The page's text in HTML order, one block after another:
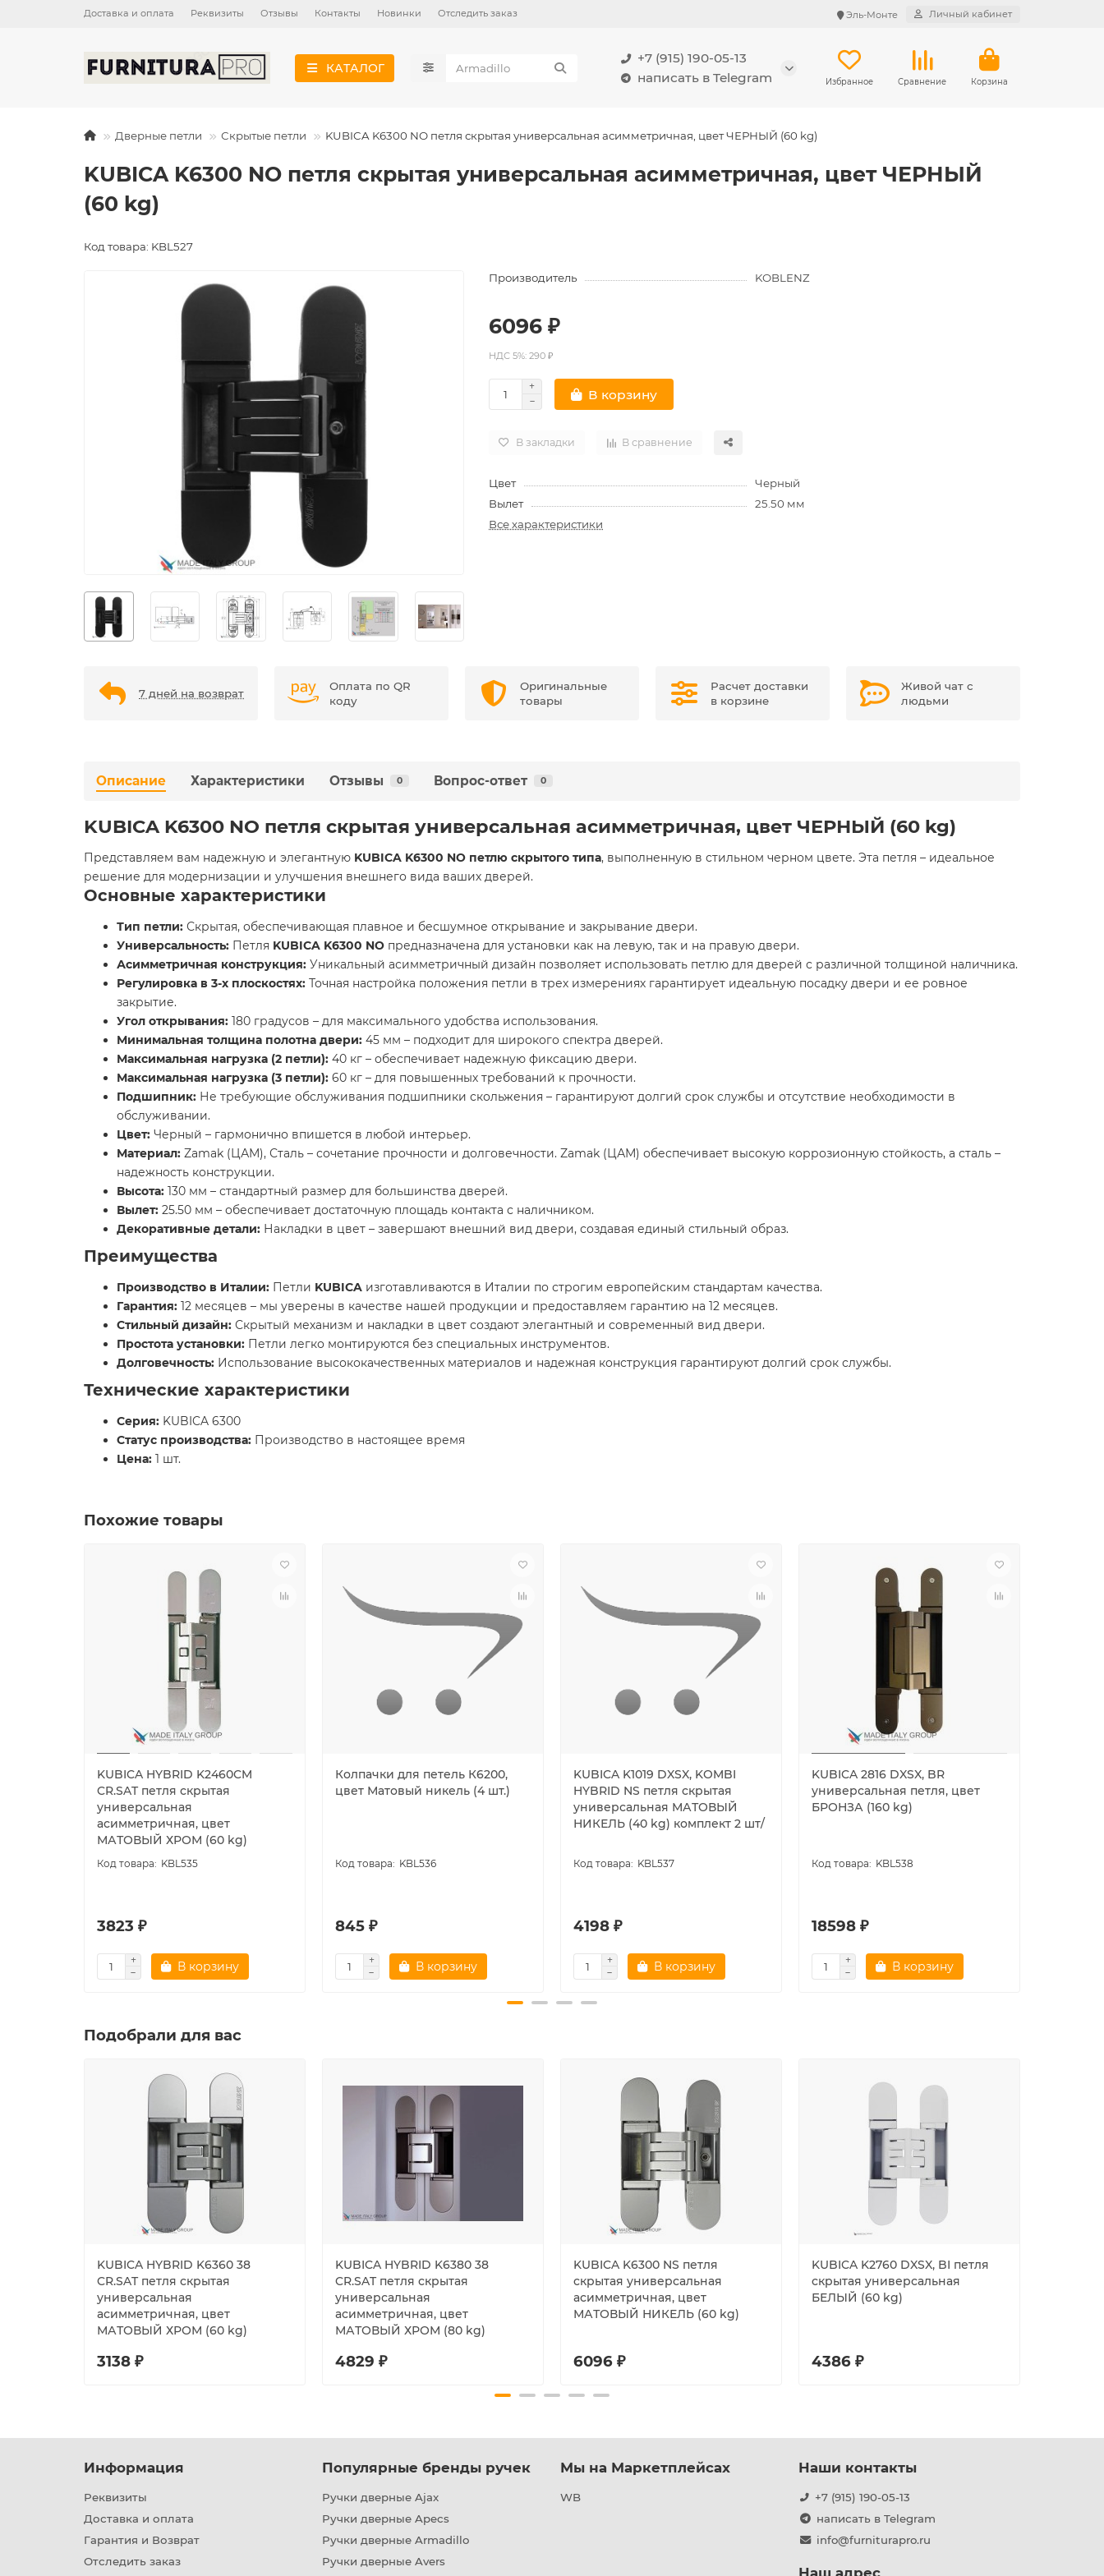
Доставка и оплата Реквизиты Отзывы Контакты Новинки Отследить заказ Эль-Монте Личный кабинет
КАТАЛОГ
+7 (915) 190-05-13
написать в Telegram
Избранное Сравнение Корзина
Дверные петли Скрытые петли KUBICA K6300 NO петля скрытая универсальная асимметричная, цвет ЧЕРНЫЙ (60 kg)
KUBICA K6300 NO петля скрытая универсальная асимметричная, цвет ЧЕРНЫЙ
(60 kg)
Код товара: KBL527
Производитель KOBLENZ
6096 ₽
НДС 5%: 290 ₽
В корзину
В закладки В сравнение
Цвет
Черный
Вылет
25.50 мм
Все характеристики
7 дней на возврат
Оплата по QR
коду
Оригинальные
товары
Расчет доставки
в корзине
Живой чат с
людьми
Описание Характеристики Отзывы 0 Вопрос-ответ 0
KUBICA K6300 NO петля скрытая универсальная асимметричная, цвет ЧЕРНЫЙ (60 kg)
Представляем вам надежную и элегантную KUBICA K6300 NO петлю скрытого типа, выполненную в стильном черном цвете. Эта петля – идеальное
решение для модернизации и улучшения внешнего вида ваших дверей.
Основные характеристики
Тип петли: Скрытая, обеспечивающая плавное и бесшумное открывание и закрывание двери.
Универсальность: Петля KUBICA K6300 NO предназначена для установки как на левую, так и на правую двери.
Асимметричная конструкция: Уникальный асимметричный дизайн позволяет использовать петлю для дверей с различной толщиной наличника.
Регулировка в 3-х плоскостях: Точная настройка положения петли в трех измерениях гарантирует идеальную посадку двери и ее ровное
закрытие.
Угол открывания: 180 градусов – для максимального удобства использования.
Минимальная толщина полотна двери: 45 мм – подходит для широкого спектра дверей.
Максимальная нагрузка (2 петли): 40 кг – обеспечивает надежную фиксацию двери.
Максимальная нагрузка (3 петли): 60 кг – для повышенных требований к прочности.
Подшипник: Не требующие обслуживания подшипники скольжения – гарантируют долгий срок службы и отсутствие необходимости в
обслуживании.
Цвет: Черный – гармонично впишется в любой интерьер.
Материал: Zamak (ЦАМ), Сталь – сочетание прочности и долговечности. Zamak (ЦАМ) обеспечивает высокую коррозионную стойкость, а сталь –
надежность конструкции.
Высота: 130 мм – стандартный размер для большинства дверей.
Вылет: 25.50 мм – обеспечивает достаточную площадь контакта с наличником.
Декоративные детали: Накладки в цвет – завершают внешний вид двери, создавая единый стильный образ.
Преимущества
Производство в Италии: Петли KUBICA изготавливаются в Италии по строгим европейским стандартам качества.
Гарантия: 12 месяцев – мы уверены в качестве нашей продукции и предоставляем гарантию на 12 месяцев.
Стильный дизайн: Скрытый механизм и накладки в цвет создают элегантный и современный вид двери.
Простота установки: Петли легко монтируются без специальных инструментов.
Долговечность: Использование высококачественных материалов и надежная конструкция гарантируют долгий срок службы.
Технические характеристики
Серия: KUBICA 6300
Статус производства: Производство в настоящее время
Цена: 1 шт.
Похожие товары
KUBICA HYBRID K2460CM
CR.SAT петля скрытая
универсальная
асимметричная, цвет
МАТОВЫЙ ХРОМ (60 kg)
KBL535
3823 ₽
В корзину
Колпачки для петель К6200,
цвет Матовый никель (4 шт.)
KBL536
845 ₽
В корзину
KUBICA K1019 DXSX, KOMBI
HYBRID NS петля скрытая
универсальная МАТОВЫЙ
НИКЕЛЬ (40 kg) комплект 2 шт/
KBL537
4198 ₽
В корзину
KUBICA 2816 DXSX, BR
универсальная петля, цвет
БРОНЗА (160 kg)
KBL538
18598 ₽
В корзину
Подобрали для вас
KUBICA HYBRID K6360 38
CR.SAT петля скрытая
универсальная
асимметричная, цвет
МАТОВЫЙ ХРОМ (60 kg)
3138 ₽
KUBICA HYBRID K6380 38
CR.SAT петля скрытая
универсальная
асимметричная, цвет
МАТОВЫЙ ХРОМ (80 kg)
4829 ₽
KUBICA K6300 NS петля
скрытая универсальная
асимметричная, цвет
МАТОВЫЙ НИКЕЛЬ (60 kg)
6096 ₽
KUBICA K2760 DXSX, BI петля
скрытая универсальная
БЕЛЫЙ (60 kg)
4386 ₽
Информация
Реквизиты
Доставка и оплата
Гарантия и Возврат
Отследить заказ
Популярные бренды ручек
Ручки дверные Ajax
Ручки дверные Apecs
Ручки дверные Armadillo
Ручки дверные Avers
Мы на Маркетплейсах
WB
Наши контакты
+7 (915) 190-05-13
написать в Telegram
info@furniturapro.ru
Наш адрес